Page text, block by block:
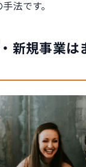
法です。
新規事業は